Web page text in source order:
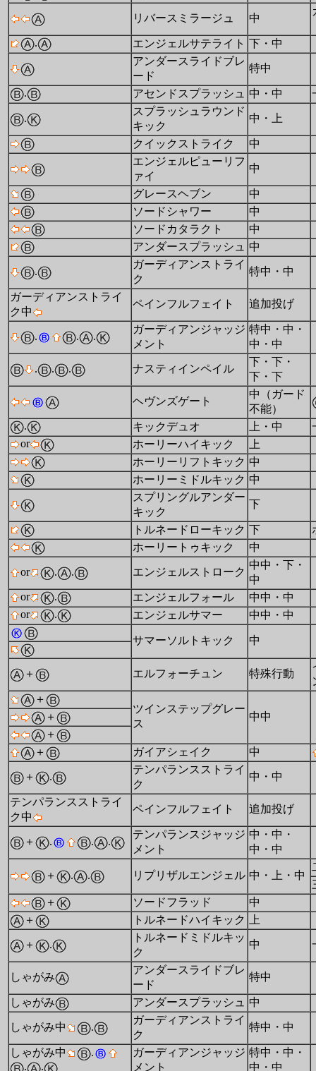
リバースミラージュ 中
.
エンジェルサテライト 下・中
アンダースライドブレ
ード
特中
. アセンドスプラッシュ 中・中
.
スプラッシュラウンド
キック
中・上
クイックストライク
中
エンジェルピューリフ
ァイ
中
グレースヘブン
中
ソードシャワー
中
ソードカタラクト
中
アンダースプラッシュ
中
.
ガーディアンストライ
ク
特中・中
ガーディアンストライ
ク中
ペインフルフェイト 追加投げ
. . .
ガーディアンジャッジ
メント
特中・中・
中・中
. . . ナスティインペイル
下・下・
下・下
ヘヴンズゲート
中（ガード
不能）
.
キックデュオ 上・中
or
ホーリーハイキック
上
ホーリーリフトキック 中
ホーリーミドルキック 中
スプリングルアンダー
キック
下
トルネードローキック 下
ホーリートゥキック
中
or . . エンジェルストローク
中中・下・
中
or
. エンジェルフォール
中中・中
or
. エンジェルサマー 中中・中
サマーソルトキック 中
＋ エルフォーチュン 特殊行動
＋
ツインステップグレー
ス
中中
＋
＋
＋
ガイアシェイク 中
＋ .
テンパランスストライ
ク
中・中
テンパランスストライ
ク中
ペインフルフェイト 追加投げ
＋ . . .
テンパランスジャッジ
メント
中・中・
中・中
＋ . . リプリザルエンジェル 中・上・中
＋
ソードフラッド
中
＋
トルネードハイキック 上
＋ .
トルネードミドルキッ
ク
中
しゃがみ
アンダースライドブレ
ード
特中
しゃがみ アンダースプラッシュ 中
しゃがみ中 .
ガーディアンストライ
ク
特中・中
しゃがみ中
.
.
.
ガーディアンジャッジ
メント
特中・中・
中・中